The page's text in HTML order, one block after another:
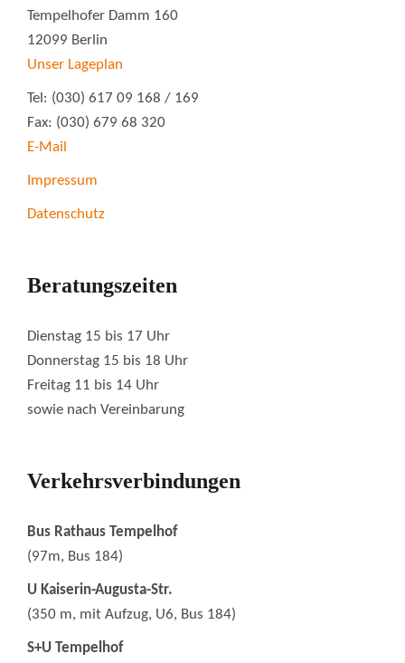
Tempelhofer Damm 160
12099 Berlin
Unser Lageplan
Tel: (030) 617 09 168 / 169
Fax: (030) 679 68 320
E-Mail
Impressum
Datenschutz
Beratungszeiten
Dienstag 15 bis 17 Uhr
Donnerstag 15 bis 18 Uhr
Freitag 11 bis 14 Uhr
sowie nach Vereinbarung
Verkehrsverbindungen
Bus Rathaus Tempelhof
(97m, Bus 184)
U Kaiserin-Augusta-Str.
(350 m, mit Aufzug, U6, Bus 184)
S+U Tempelhof